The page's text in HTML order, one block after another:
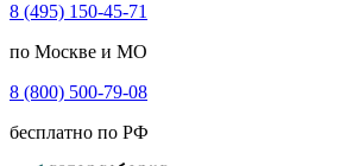
8 (495) 150-45-71
по Москве и МО
8 (800) 500-79-08
бесплатно по РФ